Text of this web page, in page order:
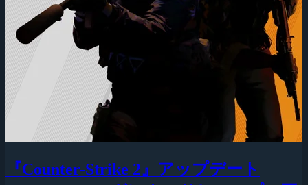
『Counter-Strike 2』アップデート